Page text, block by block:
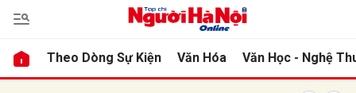
Theo Dòng Sự Kiện Văn Hóa Văn Học - Nghệ
luận